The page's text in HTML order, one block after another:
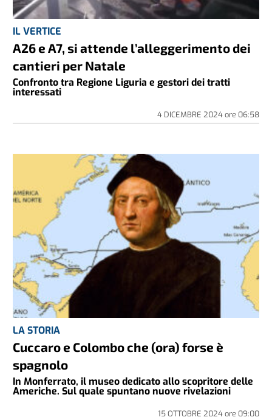
IL VERTICE
A26 e A7, si attende l’alleggerimento dei
cantieri per Natale
Confronto tra Regione Liguria e gestori dei tratti
interessati
4 DICEMBRE 2024ore 06:58
LA STORIA
Cuccaro e Colombo che (ora) forse è
spagnolo
In Monferrato, il museo dedicato allo scopritore delle
Americhe. Sul quale spuntano nuove rivelazioni
15 OTTOBRE 2024ore 09:00